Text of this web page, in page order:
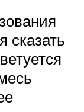
сказать